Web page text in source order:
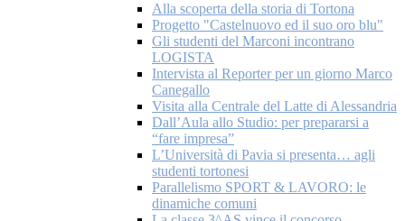
Alla scoperta della storia di Tortona
Progetto "Castelnuovo ed il suo oro blu"
Gli studenti del Marconi incontrano
LOGISTA
Intervista al Reporter per un giorno Marco
Canegallo
Visita alla Centrale del Latte di Alessandria
Dall’Aula allo Studio: per prepararsi a
“fare impresa”
L’Università di Pavia si presenta… agli
studenti tortonesi
Parallelismo SPORT & LAVORO: le
dinamiche comuni